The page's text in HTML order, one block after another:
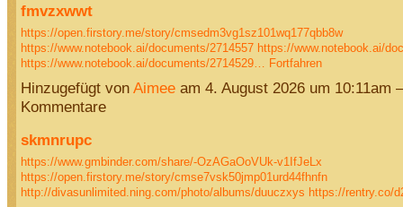
fmvzxwwt
https://open.firstory.me/story/cmsedm3vg1sz101wq177qbb8w
https://www.notebook.ai/documents/2714557 https://www.notebook.ai/
https://www.notebook.ai/documents/2714529…
Fortfahren
Hinzugefügt von Aimeeam 4. August 2026 um 10:11am
Kommentare
skmnrupc
https://www.gmbinder.com/share/-OzAGaOoVUk-v1IfJeLx
https://open.firstory.me/story/cmse7vsk50jmp01urd44fhnfn
http://divasunlimited.ning.com/photo/albums/duuczxys https://rentry.co/